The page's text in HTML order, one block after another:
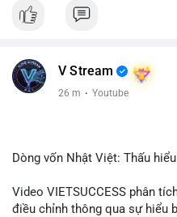
V Stream
26 m · Youtube
Dòng vốn Nhật Việt: Thấu
Video VIETSUCCESS phân
điều chỉnh thông qua sự hiểu